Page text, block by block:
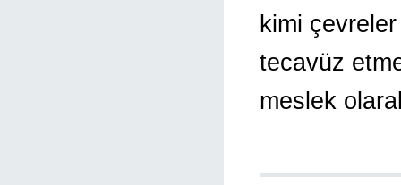
kimi
tecavüz
meslek